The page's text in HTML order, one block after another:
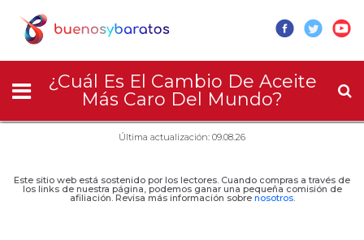
¿Cuál Es El Cambio De Aceite
Más Caro Del Mundo?
Última actualización: 09.08.26
Este sitio web está sostenido por los lectores. Cuando compras a través de
los links de nuestra página, podemos ganar una pequeña comisión de
afiliación. Revisa más información sobre nosotros.